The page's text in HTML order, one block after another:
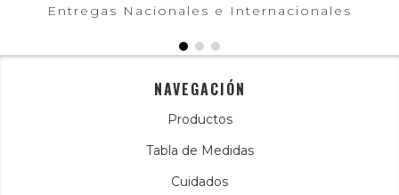
Entregas Nacionales e Internacionales
NAVEGACIÓN
Productos
Tabla de Medidas
Cuidados